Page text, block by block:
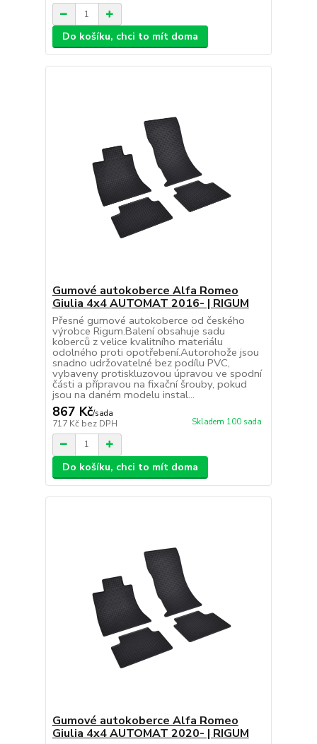
Do košíku, chci to mít doma
Gumové autokoberce Alfa Romeo
Giulia 4x4 AUTOMAT 2016- | RIGUM
Přesné gumové autokoberce od českého
výrobce Rigum.Balení obsahuje sadu
koberců z velice kvalitního materiálu
odolného proti opotřebení.Autorohože jsou
snadno udržovatelné bez podílu PVC,
vybaveny protiskluzovou úpravou ve spodní
části a přípravou na fixační šrouby, pokud
jsou na daném modelu instal...
867 Kč/sada
717 Kč bez DPH Skladem 100 sada
Do košíku, chci to mít doma
Gumové autokoberce Alfa Romeo
Giulia 4x4 AUTOMAT 2020- | RIGUM